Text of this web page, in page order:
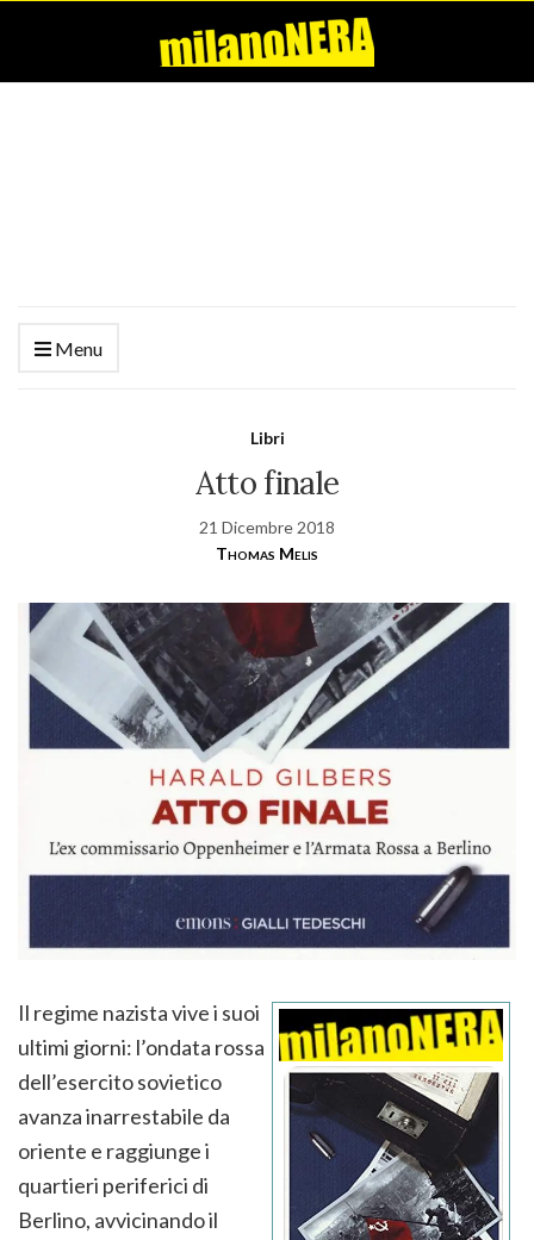
Menu
Libri
Atto finale
21 Dicembre 2018
Thomas Melis
Il regime nazista vive i suoi
ultimi giorni: l’ondata rossa
dell’esercito sovietico
avanza inarrestabile da
oriente e raggiunge i
quartieri periferici di
Berlino, avvicinando il